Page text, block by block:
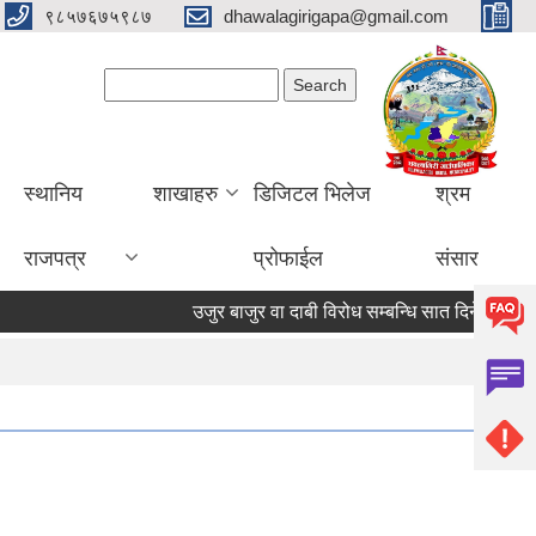
९८५७६७५९८७ dhawalagirigapa@gmail.com
स्थानिय
राजपत्र
शाखाहरु डिजिटल भिलेज
प्रोफाईल
श्रम
संसार
उजुर बाजुर वा दाबी विरोध सम्बन्धि सात दिने सूचना